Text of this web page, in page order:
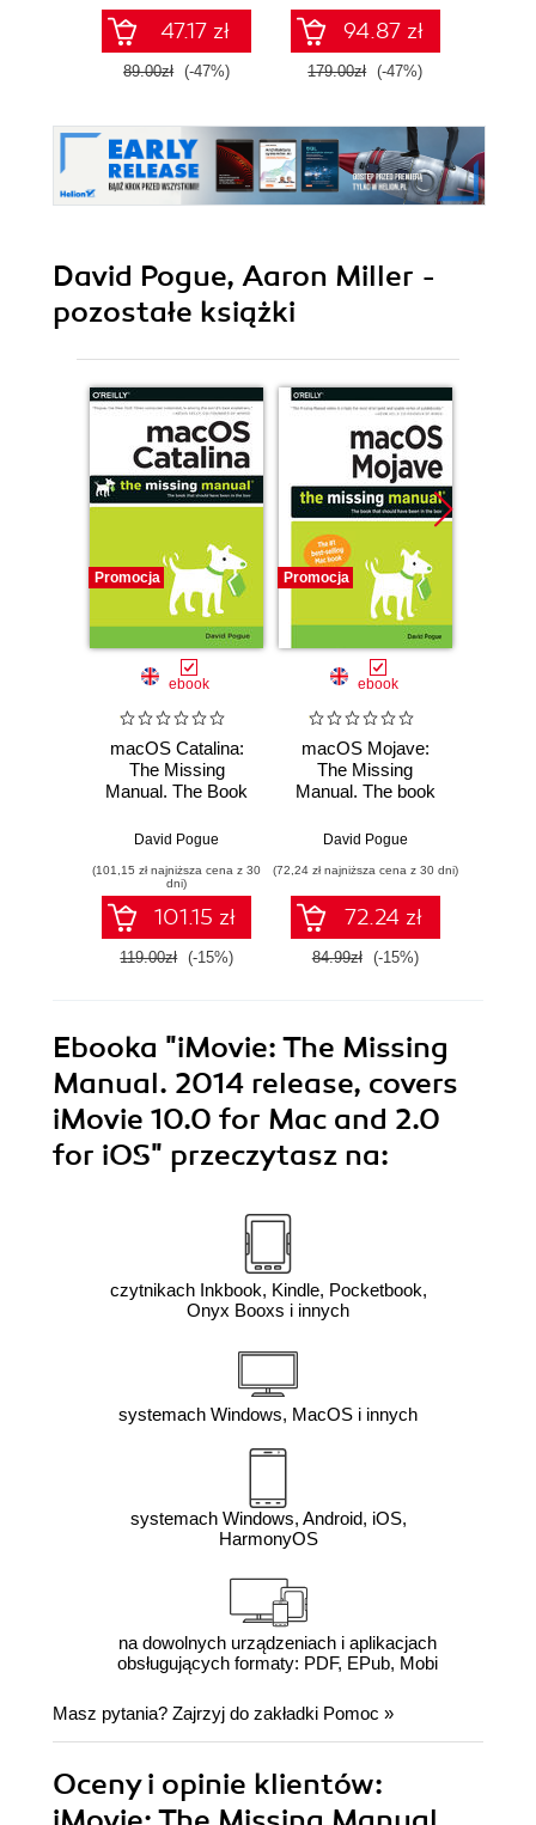
47.17 zł
89.00zł (-47%)
94.87 zł
179.00zł (-47%)
David Pogue, Aaron Miller -
pozostałe książki
Promocja
ebook
macOS Catalina:
The Missing
Manual. The Book
Been in the Box
David Pogue
(101,15 zł najniższa cena z 30
dni)
101.15 zł
119.00zł (-15%)
Promocja
ebook
macOS Mojave:
The Missing
Manual. The book
been in the box
David Pogue
(72,24 zł najniższa cena z 30 dni)
72.24 zł
84.99zł (-15%)
Ebooka "iMovie: The Missing
Manual. 2014 release, covers
iMovie 10.0 for Mac and 2.0
for iOS" przeczytasz na:
czytnikach Inkbook, Kindle, Pocketbook,
Onyx Booxs i innych
systemach Windows, MacOS i innych
systemach Windows, Android, iOS,
HarmonyOS
na dowolnych urządzeniach i aplikacjach
obsługujących formaty: PDF, EPub, Mobi
Masz pytania? Zajrzyj do zakładki Pomoc »
Oceny i opinie klientów: